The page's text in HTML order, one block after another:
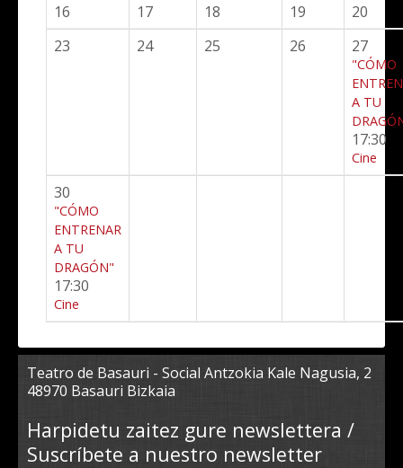
16
17 18 19
20
23
24 25 26 27
"CÓMO
A TU
17:30
Cine
30
"CÓMO
ENTRENAR
A TU
DRAGÓN"
17:30
Cine
Teatro de Basauri - Social Antzokia Kale Nagusia, 2
48970 Basauri Bizkaia
Harpidetu zaitez gure newslettera /
Suscríbete a nuestro newsletter